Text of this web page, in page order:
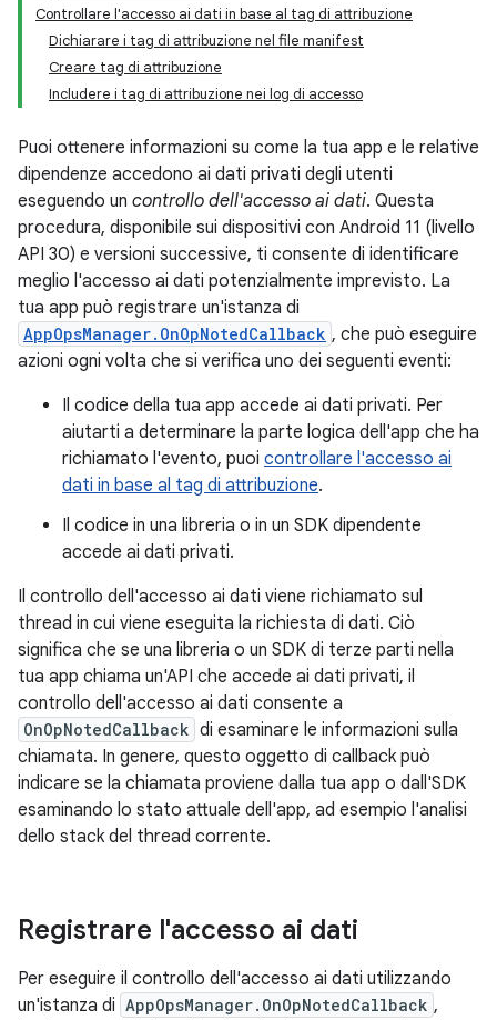
Controllare l'accesso ai dati in base al tag di attribuzione
Dichiarare i tag di attribuzione nel file manifest
Creare tag di attribuzione
Includere i tag di attribuzione nei log di accesso
Puoi ottenere informazioni su come la tua app e le relative
dipendenze accedono ai dati privati degli utenti
eseguendo un controllo dell'accesso ai dati. Questa
procedura, disponibile sui dispositivi con Android 11 (livello
API 30) e versioni successive, ti consente di identificare
meglio l'accesso ai dati potenzialmente imprevisto. La
tua app può registrare un'istanza di
AppOpsManager.OnOpNotedCallback , che può eseguire
azioni ogni volta che si verifica uno dei seguenti eventi:
Il codice della tua app accede ai dati privati. Per
aiutarti a determinare la parte logica dell'app che ha
richiamato l'evento, puoi controllare l'accesso ai
dati in base al tag di attribuzione.
Il codice in una libreria o in un SDK dipendente
accede ai dati privati.
Il controllo dell'accesso ai dati viene richiamato sul
thread in cui viene eseguita la richiesta di dati. Ciò
significa che se una libreria o un SDK di terze parti nella
tua app chiama un'API che accede ai dati privati, il
controllo dell'accesso ai dati consente a
OnOpNotedCallback di esaminare le informazioni sulla
chiamata. In genere, questo oggetto di callback può
indicare se la chiamata proviene dalla tua app o dall'SDK
esaminando lo stato attuale dell'app, ad esempio l'analisi
dello stack del thread corrente.
Registrare l'accesso ai dati
Per eseguire il controllo dell'accesso ai dati utilizzando
un'istanza di AppOpsManager.OnOpNotedCallback ,